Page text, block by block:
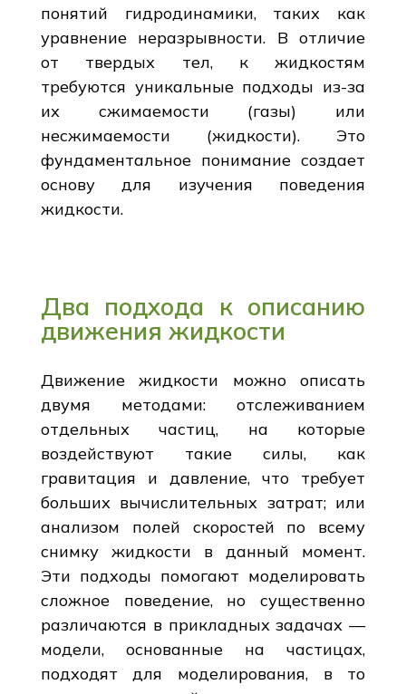
понятий гидродинамики, таких как
уравнение неразрывности. В отличие
от твердых тел, к жидкостям
требуются уникальные подходы из-за
их сжимаемости (газы) или
несжимаемости (жидкости). Это
фундаментальное понимание создает
основу для изучения поведения
жидкости.
Два подхода к описанию
движения жидкости
Движение жидкости можно описать
двумя методами: отслеживанием
отдельных частиц, на которые
воздействуют такие силы, как
гравитация и давление, что требует
больших вычислительных затрат; или
анализом полей скоростей по всему
снимку жидкости в данный момент.
Эти подходы помогают моделировать
сложное поведение, но существенно
различаются в прикладных задачах —
модели, основанные на частицах,
подходят для моделирования, в то